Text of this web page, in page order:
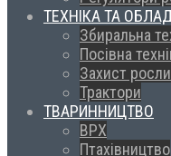
ТЕХНІКА ТА
Збиральна
Посівна
Захист
Трактори
ТВАРИННИЦТВО
ВРХ
Птахівництво